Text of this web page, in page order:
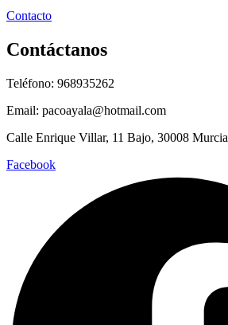
Contacto
Contáctanos
Teléfono: 968935262
Email: pacoayala@hotmail.com
Calle Enrique Villar, 11 Bajo, 30008 Murcia
Facebook